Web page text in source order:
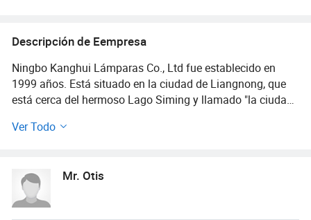
Descripción de Eempresa
Ningbo Kanghui Lámparas Co., Ltd fue establecido en
1999 años. Está situado en la ciudad de Liangnong, que
está cerca del hermoso Lago Siming y llamado "la ciudad
césped, luz solar. Actualmente, tenemos más de 500
modelos de luces y la capacidad de producción es de 2,5
millones de piezas por año. Los productos se exportan
Ver Todo
Mr. Otis